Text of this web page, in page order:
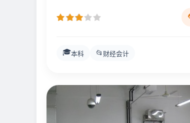
🎓本科 📂 财经会计